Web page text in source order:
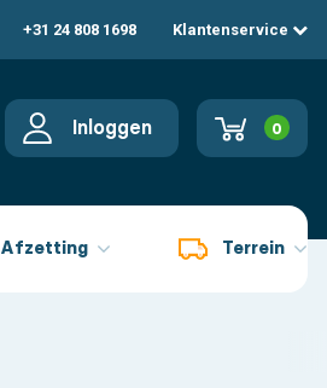
+31 24 808 1698 Klantenservice
Inloggen 0
Afzetting Terrein